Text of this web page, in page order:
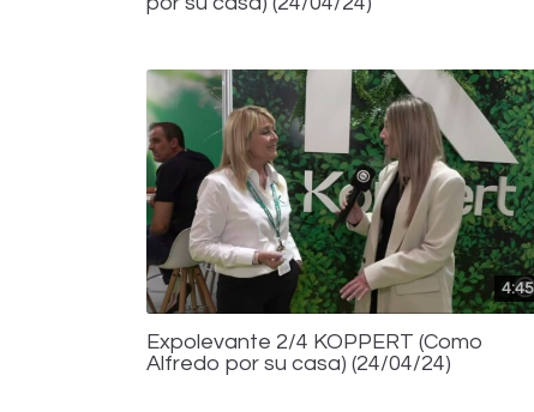
4:45
Expolevante 2/4 KOPPERT (Como
Alfredo por su casa) (24/04/24)